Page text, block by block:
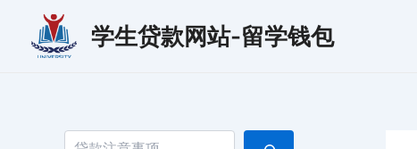
学生贷款网站-留学钱包
搜索